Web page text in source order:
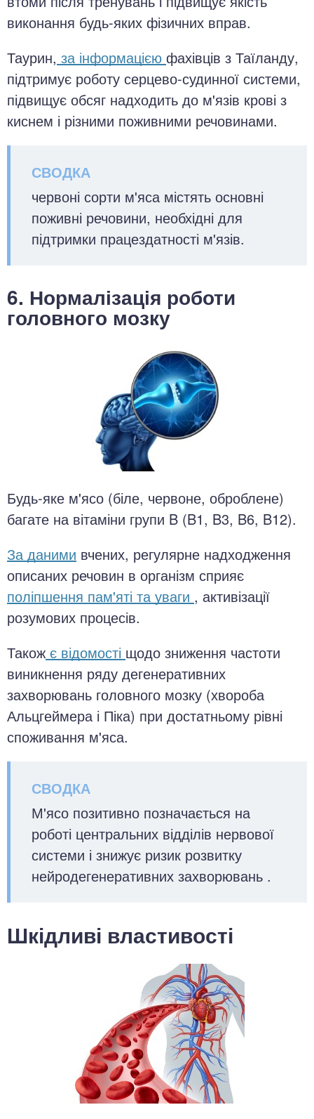
виконання будь-яких фізичних вправ.
Таурин, за інформацією фахівців з Таїланду,
підтримує роботу серцево-судинної системи,
підвищує обсяг надходить до м'язів крові з
киснем і різними поживними речовинами.
червоні сорти м'яса містять основні
поживні речовини, необхідні для
підтримки працездатності м'язів.
6. Нормалізація роботи
головного мозку
Будь-яке м'ясо (біле, червоне, оброблене)
багате на вітаміни групи B (B1, B3, B6, B12).
За даними вчених, регулярне надходження
описаних речовин в організм сприяє
поліпшення пам'яті та уваги , активізації
розумових процесів.
Також є відомості щодо зниження частоти
виникнення ряду дегенеративних
захворювань головного мозку (хвороба
Альцгеймера і Піка) при достатньому рівні
споживання м'яса.
М'ясо позитивно позначається на
роботі центральних відділів нервової
системи і знижує ризик розвитку
нейродегенеративних захворювань .
Шкідливі властивості